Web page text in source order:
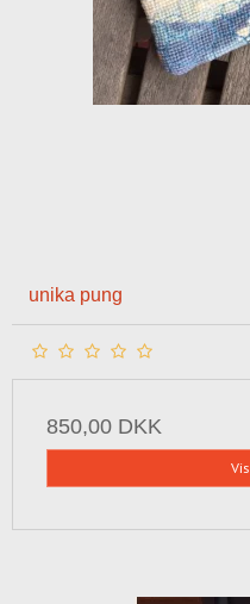
unika pung
850,00 DKK